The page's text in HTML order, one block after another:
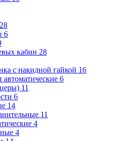
28
6
кабин 28
с накидной гайкой 16
автоматические 6
11
6
14
11
4
4